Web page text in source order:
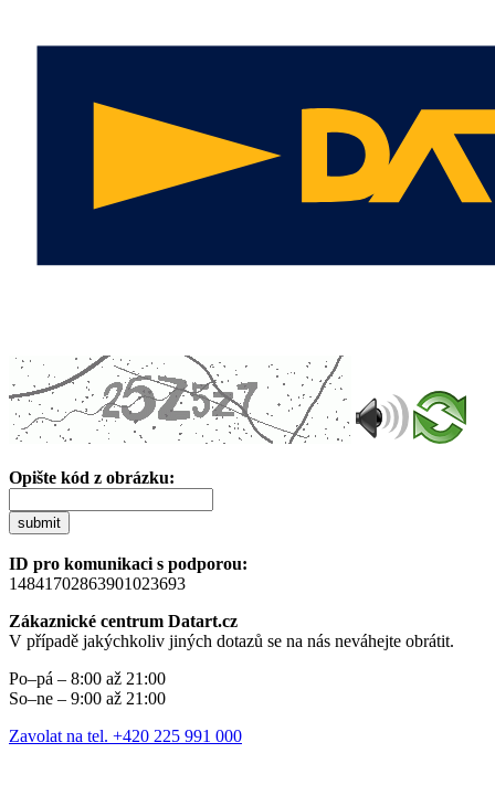
Opište kód z obrázku:
submit
ID pro komunikaci s podporou:
14841702863901023693
Zákaznické centrum Datart.cz
V případě jakýchkoliv jiných dotazů se na nás neváhejte obrátit.
Po–pá – 8:00 až 21:00
So–ne – 9:00 až 21:00
Zavolat na tel. +420 225 991 000